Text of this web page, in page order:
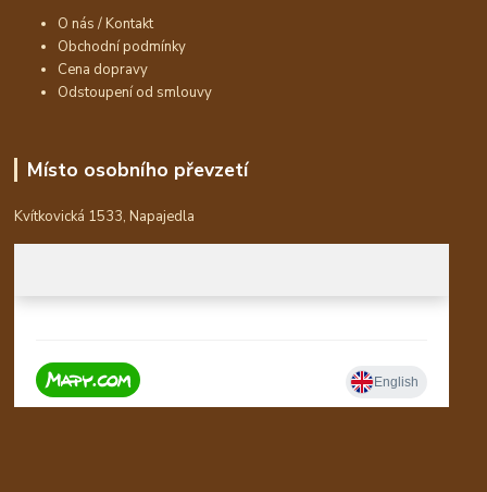
O nás / Kontakt
Obchodní podmínky
Cena dopravy
Odstoupení od smlouvy
Místo osobního převzetí
Kvítkovická 1533, Napajedla